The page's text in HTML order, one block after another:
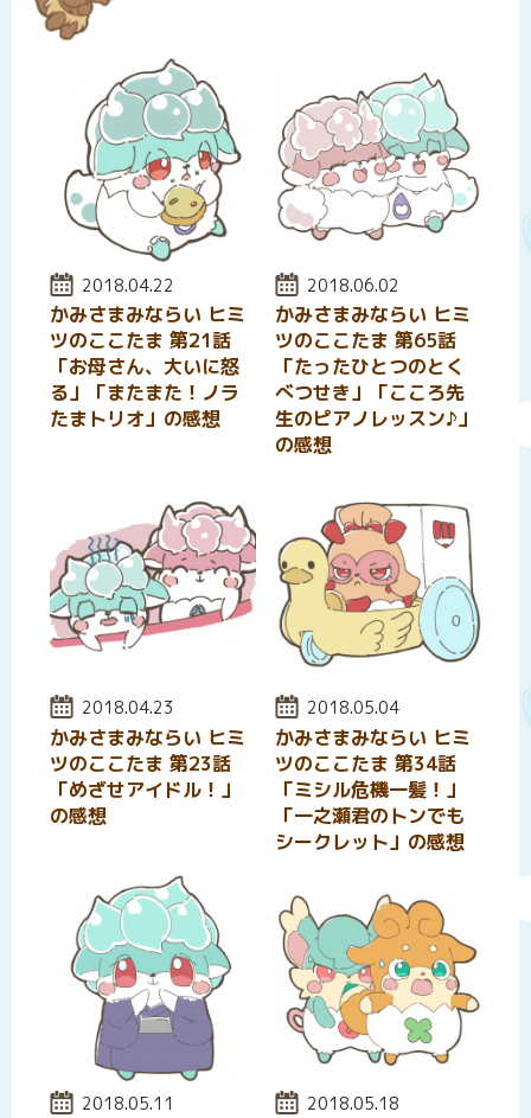
投稿日:
2018.04.22
かみさまみならい ヒミ
ツのここたま 第21話
「お母さん、大いに怒
る」「またまた！ノラ
たまトリオ」の感想
投稿日:
2018.06.02
かみさまみならい ヒミ
ツのここたま 第65話
「たったひとつのとく
べつせき」「こころ先
生のピアノレッスン♪」
の感想
投稿日:
2018.04.23
かみさまみならい ヒミ
ツのここたま 第23話
「めざせアイドル！」
の感想
投稿日:
2018.05.04
かみさまみならい ヒミ
ツのここたま 第34話
「ミシル危機一髪！」
「一之瀬君のトンでも
シークレット」の感想
投稿日:
2018.05.11 投稿日:
2018.05.18